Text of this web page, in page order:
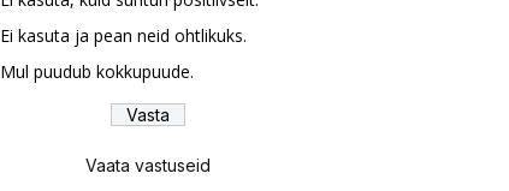
Ei kasuta ja pean neid ohtlikuks.
Mul puudub kokkupuude.
Vaata vastuseid